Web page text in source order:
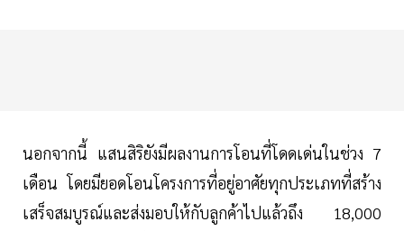
นอกจากนี้ แสนสิริยังมีผลงานการโอนที่โดดเด่นในช่วง 7
เดือน โดยมียอดโอนโครงการที่อยู่อาศัยทุกประเภทที่สร้าง
เสร็จสมบูรณ์และส่งมอบให้กับลูกค้าไปแล้วถึง 18,000